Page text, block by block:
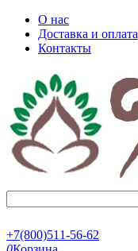
О нас
Доставка и оплата
Контакты
+7(800)511-56-62